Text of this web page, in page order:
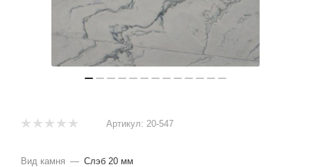
Артикул: 20-547
Вид камня — Слэб 20 мм